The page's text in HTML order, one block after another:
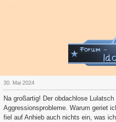
30. Mai 2024
Na großartig! Der obdachlose
Aggressionsprobleme. Warum geriet
fiel auf Anhieb auch nichts ein, was